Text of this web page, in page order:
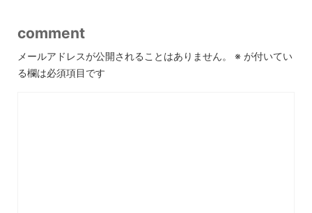
comment
メールアドレスが公開されることはありません。 ※ が付いてい
る欄は必須項目です